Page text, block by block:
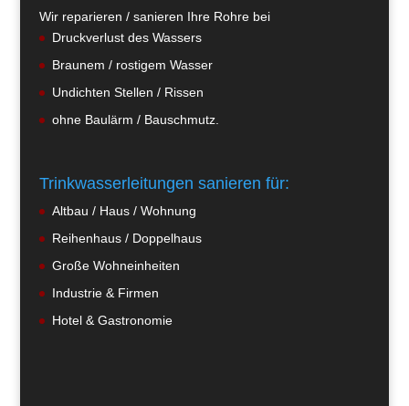
Wir reparieren / sanieren Ihre Rohre bei
Druckverlust des Wassers
Braunem / rostigem Wasser
Undichten Stellen / Rissen
ohne Baulärm / Bauschmutz.
Trinkwasserleitungen sanieren für:
Altbau / Haus / Wohnung
Reihenhaus / Doppelhaus
Große Wohneinheiten
Industrie & Firmen
Hotel & Gastronomie